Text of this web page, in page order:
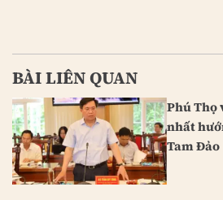
BÀI LIÊN QUAN
Phú Thọ
nhất
Tam Đảo